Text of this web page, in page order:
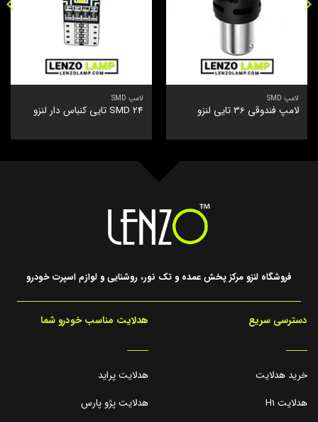
لامپ SMD
لامپ فندوقی 36 تایی لنزو
لامپ SMD
SMD 24 تایی کنباس‌ دار لنزو
فروشگاه لنزو مرکز پخش عمده و تک نور، روشنایی و لوازم اسپرت خودرو
دسترسی سریع
_____
خرید هدلایت
هدلایت H1
هدلایت مناسب خودرو شما
_____
هدلایت پراید
هدلایت پژو پارس